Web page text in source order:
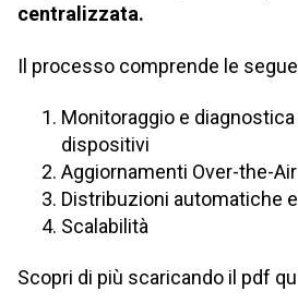
centralizzata.
Il processo comprende le
Monitoraggio e
dispositivi
Aggiornamenti Over-the-Air
Distribuzioni automatiche
Scalabilità
Scopri di più scaricando il pdf